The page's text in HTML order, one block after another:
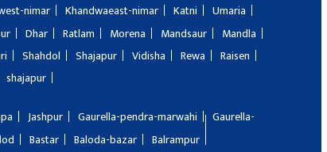
nimar Khandwaeast-nimar Katni
Umaria
Dhar Ratlam Morena Mandsaur
Mandla
Shahdol Shajapur Vidisha Rewa
Raisen
shajapur
Jashpur Gaurella-pendra-marwahi
Gaurella-
Bastar Baloda-bazar
Balrampur